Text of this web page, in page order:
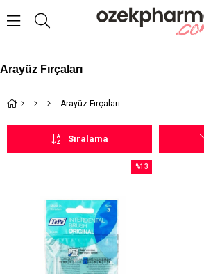
Arayüz Fırçaları
Arayüz Fırçaları
Sıralama
%13